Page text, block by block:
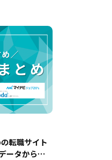
転職サイト
ータから導